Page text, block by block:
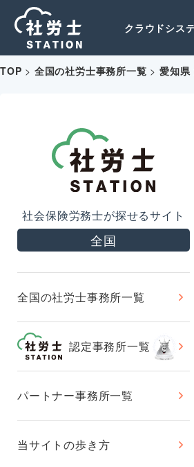
クラウドシス
TOP > 全国の社労士事務所一覧 >愛知県
社会保険労務士が探せるサイト
全国
全国の社労士事務所一覧
認定事務所一覧
パートナー事務所一覧
当サイトの歩き方